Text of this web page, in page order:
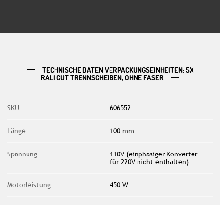
TECHNISCHE DATEN VERPACKUNGSEINHEITEN: 5X
RALI CUT TRENNSCHEIBEN, OHNE FASER
SKU 606552
Länge 100 mm
Spannung
110V (einphasiger Konverter
für 220V nicht enthalten)
Motorleistung 450 W